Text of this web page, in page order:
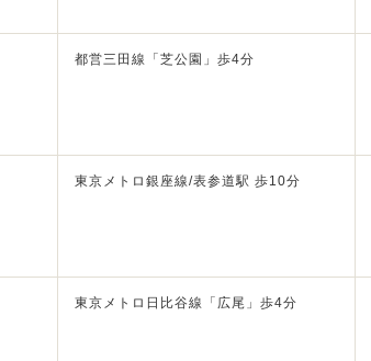
都営三田線「芝公園」歩4分
東京メトロ銀座線/表参道駅 歩10分
東京メトロ日比谷線「広尾」歩4分